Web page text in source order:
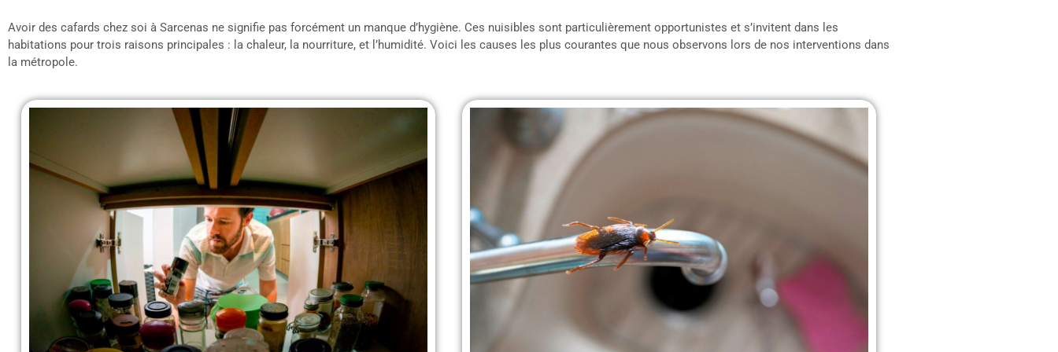
Avoir des cafards chez soi à Sarcenas ne signifie pas forcément un manque d’hygiène. Ces nuisibles sont particulièrement opportunistes et s’invitent dans les
habitations pour trois raisons principales : la chaleur, la nourriture, et l’humidité. Voici les causes les plus courantes que nous observons lors de nos interventions dans
la métropole.